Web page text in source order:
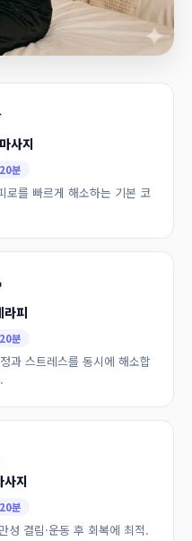
사지
분
로를 빠르게 해소하는 기본 코
라피
분
과 스트레스를 동시에 해소합
사지
분
성 결림·운동 후 회복에 최적.